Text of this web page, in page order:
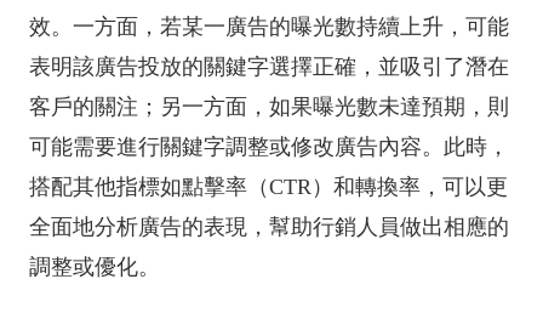
效。一方面，若某一廣告的曝光數持續上升，可能
表明該廣告投放的關鍵字選擇正確，並吸引了潛在
客戶的關注；另一方面，如果曝光數未達預期，則
可能需要進行關鍵字調整或修改廣告內容。此時，
搭配其他指標如點擊率（CTR）和轉換率，可以更
全面地分析廣告的表現，幫助行銷人員做出相應的
調整或優化。